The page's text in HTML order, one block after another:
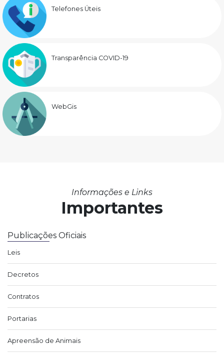
Telefones Úteis
Transparência COVID-19
WebGis
Informações e Links
Importantes
Publicações Oficiais
Leis
Decretos
Contratos
Portarias
Apreensão de Animais